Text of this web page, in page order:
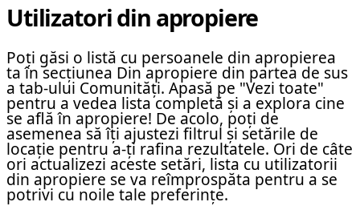
Utilizatori din apropiere
Poți găsi o listă cu persoanele din apropierea
ta în secțiunea Din apropiere din partea de sus
a tab-ului Comunități. Apasă pe "Vezi toate"
pentru a vedea lista completă și a explora cine
se află în apropiere! De acolo, poți de
asemenea să îți ajustezi filtrul și setările de
locație pentru a-ți rafina rezultatele. Ori de câte
ori actualizezi aceste setări, lista cu utilizatorii
din apropiere se va reîmprospăta pentru a se
potrivi cu noile tale preferințe.